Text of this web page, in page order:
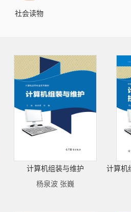
社会读物
计算机组装与维护
杨泉波 张巍